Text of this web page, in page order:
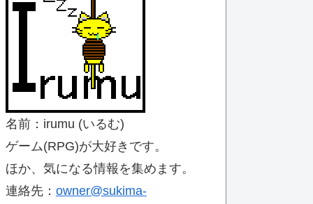
名前：irumu (いるむ)
ゲーム(RPG)が大好きです。
ほか、気になる情報を集めます。
連絡先： owner@sukima-